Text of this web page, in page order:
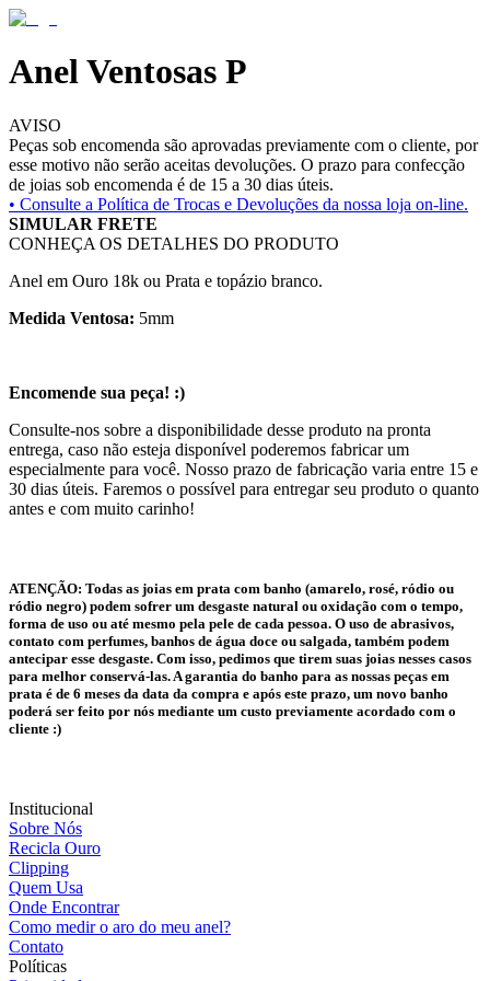
Anel Ventosas P
AVISO
Peças sob encomenda são aprovadas previamente com o cliente, por
esse motivo não serão aceitas devoluções. O prazo para confecção
de joias sob encomenda é de 15 a 30 dias úteis.
• Consulte a Política de Trocas e Devoluções da nossa loja on-line.
SIMULAR FRETE
CONHEÇA OS DETALHES DO PRODUTO
Anel em Ouro 18k ou Prata e topázio branco.
Medida Ventosa: 5mm
Encomende sua peça! :)
Consulte-nos sobre a disponibilidade desse produto na pronta
entrega, caso não esteja disponível poderemos fabricar um
especialmente para você. Nosso prazo de fabricação varia entre 15 e
30 dias úteis. Faremos o possível para entregar seu produto o quanto
antes e com muito carinho!
ATENÇÃO: Todas as joias em prata com banho (amarelo, rosé, ródio ou
ródio negro) podem sofrer um desgaste natural ou oxidação com o tempo,
forma de uso ou até mesmo pela pele de cada pessoa. O uso de abrasivos,
contato com perfumes, banhos de água doce ou salgada, também podem
antecipar esse desgaste. Com isso, pedimos que tirem suas joias nesses casos
para melhor conservá-las. A garantia do banho para as nossas peças em
prata é de 6 meses da data da compra e após este prazo, um novo banho
poderá ser feito por nós mediante um custo previamente acordado com o
cliente :)
Institucional
Sobre Nós
Recicla Ouro
Clipping
Quem Usa
Onde Encontrar
Como medir o aro do meu anel?
Contato
Políticas